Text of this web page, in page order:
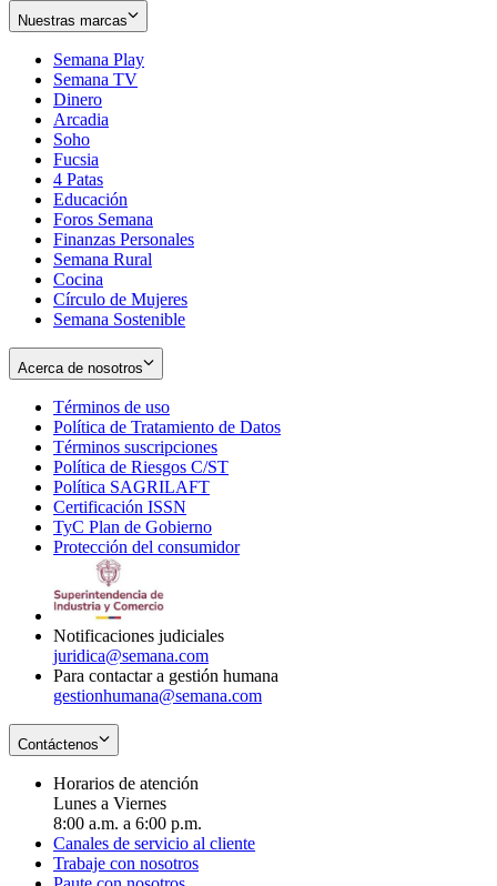
Nuestras marcas
Semana Play
Semana TV
Dinero
Arcadia
Soho
in
new
window
Fucsia
in
new
window
4 Patas
Educación
Foros Semana
Finanzas Personales
Semana Rural
Cocina
Círculo de Mujeres
Semana Sostenible
Acerca de nosotros
Términos de uso
in
new
window
Política de Tratamiento de Datos
Términos suscripciones
in
Política de Riesgos C/ST
Política SAGRILAFT
new
window
Certificación ISSN
in
new
TyC Plan de Gobierno
in
Protección del consumidorOpens
Notificaciones judiciales
juridica@semana.com
Para contactar a gestión humana
gestionhumana@semana.com
Contáctenos
Horarios de atención
Lunes a Viernes
8:00 a.m. a 6:00 p.m.
Canales de servicio al cliente
Trabaje con nosotros